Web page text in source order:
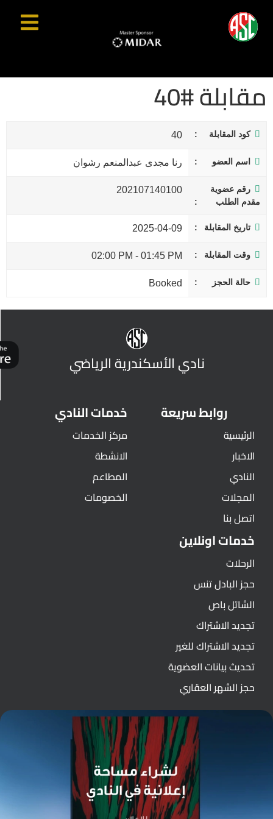
مقابلة #40
كود المقابلة 40
اسم العضو رنا مجدى عبدالمنعم رشوان
رقم عضوية
مقدم الطلب
202107140100
تاريخ المقابلة 2025-04-09
وقت المقابلة 01:45 PM
-
02:00 PM
حالة الحجز Booked
نادي الأسكندرية الرياضي
روابط سريعة
الرئيسية
الاخبار
النادي
المجلات
اتصل بنا
خدمات النادي
مركز الخدمات
الانشطة
المطاعم
الخصومات
خدمات اونلاين
الرحلات
حجز البادل تنس
الشاتل باص
تجديد الاشتراك
تجديد الاشتراك للغير
تحديث بيانات العضوية
حجز الشهر العقاري